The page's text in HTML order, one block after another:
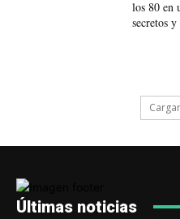
los 80 en
secretos
Últimas noticias